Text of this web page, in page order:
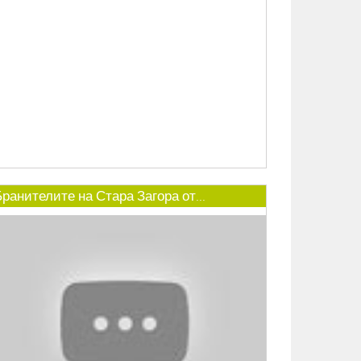
на Стара Загора от...